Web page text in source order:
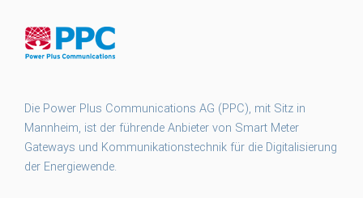
Die Power Plus Communications AG (PPC), mit Sitz in
Mannheim, ist der führende Anbieter von Smart Meter
Gateways und Kommunikationstechnik für die Digitalisierung
der Energiewende.